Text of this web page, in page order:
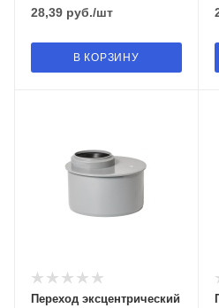
28,39 руб./шт
В КОРЗИНУ
Переход эксцентрический